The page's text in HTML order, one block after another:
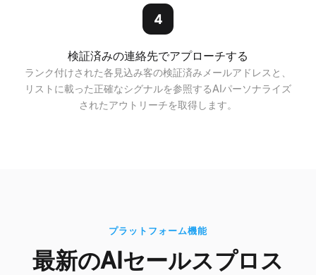
4
検証済みの連絡先でアプローチする
ランク付けされた各見込み客の検証済みメールアドレスと、
リストに載った正確なシグナルを参照するAIパーソナライズ
されたアウトリーチを取得します。
プラットフォーム機能
最新のAIセールスプロス